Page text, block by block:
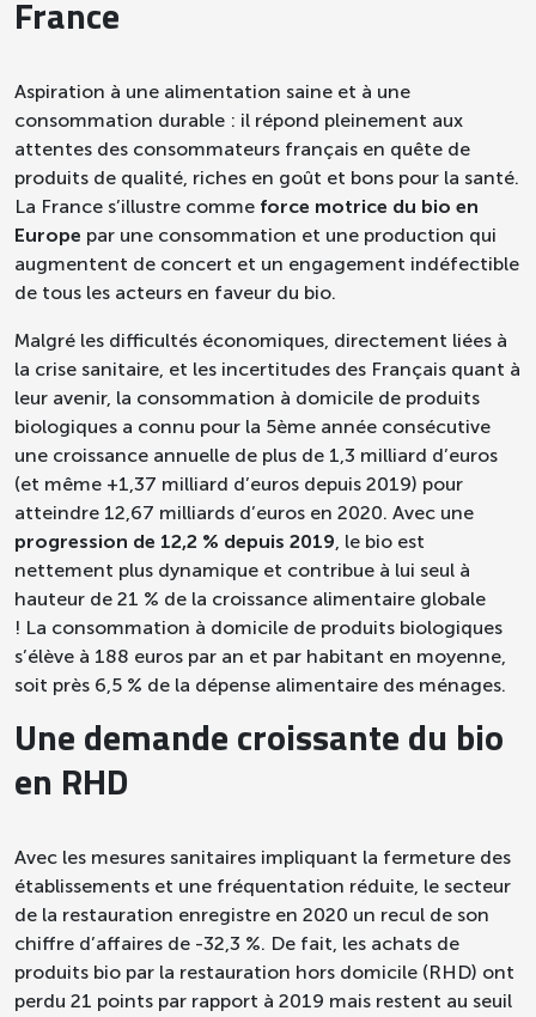
France
Aspiration à une alimentation saine et à une
consommation durable : il répond pleinement aux
attentes des consommateurs français en quête de
produits de qualité, riches en goût et bons pour la santé.
La France s’illustre comme force motrice du bio en
Europe par une consommation et une production qui
augmentent de concert et un engagement indéfectible
de tous les acteurs en faveur du bio.
Malgré les difficultés économiques, directement liées à
la crise sanitaire, et les incertitudes des Français quant à
leur avenir, la consommation à domicile de produits
biologiques a connu pour la 5ème année consécutive
une croissance annuelle de plus de 1,3 milliard d’euros
(et même +1,37 milliard d’euros depuis 2019) pour
atteindre 12,67 milliards d’euros en 2020. Avec une
progression de 12,2 % depuis 2019, le bio est
nettement plus dynamique et contribue à lui seul à
hauteur de 21 % de la croissance alimentaire globale
! La consommation à domicile de produits biologiques
s’élève à 188 euros par an et par habitant en moyenne,
soit près 6,5 % de la dépense alimentaire des ménages.
Une demande croissante du bio
en RHD
Avec les mesures sanitaires impliquant la fermeture des
établissements et une fréquentation réduite, le secteur
de la restauration enregistre en 2020 un recul de son
chiffre d’affaires de -32,3 %. De fait, les achats de
produits bio par la restauration hors domicile (RHD) ont
perdu 21 points par rapport à 2019 mais restent au seuil